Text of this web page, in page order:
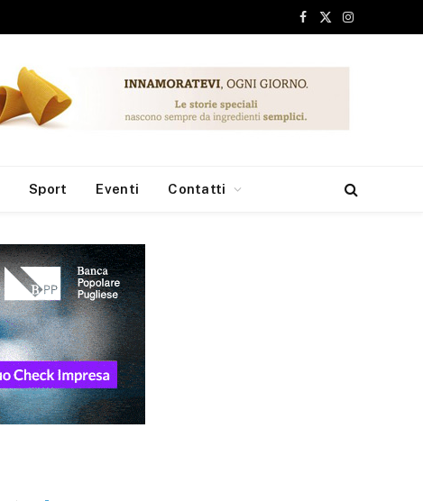
Facebook
X
Instagram
Sport Eventi Contatti